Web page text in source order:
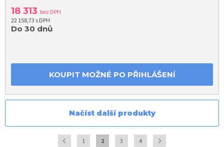
18 313 bez DPH
22 158,73 s DPH
Do 30 dnů
KOUPIT MOŽNÉ PO PŘIHLÁŠENÍ
Načíst další produkty
1 2 3 4